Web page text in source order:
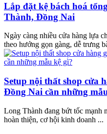
Lắp đặt kệ bách hoá
Thành, Đồng Nai
Ngày càng nhiều cửa hàng lựa
theo hướng gọn gàng, dễ trưng
Setup nội thất shop cửa
Đồng Nai cần những
Long Thành đang bứt tốc mạnh
hoàn thiện, cơ hội kinh doanh ...